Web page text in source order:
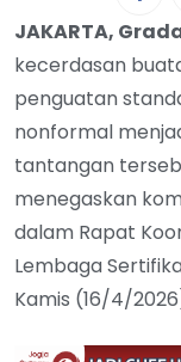
JAKARTA,
kecerdasan
penguatan
nonformal
tantangan
menegaskan
dalam Rapat
Lembaga
Kamis (16/4/